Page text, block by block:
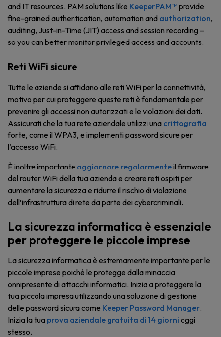
and IT resources. PAM solutions like KeeperPAM™provide
fine-grained authentication, automation and authorization,
auditing, Just-in-Time (JIT) access and session recording –
so you can better monitor privileged access and accounts.
Reti WiFi sicure
Tutte le aziende si affidano alle reti WiFi per la connettività,
motivo per cui proteggere queste reti è fondamentale per
prevenire gli accessi non autorizzati e le violazioni dei dati.
Assicurati che la tua rete aziendale utilizzi una crittografia
forte, come il WPA3, e implementi password sicure per
l’accesso WiFi.
È inoltre importante aggiornare regolarmenteil firmware
del router WiFi della tua azienda e creare reti ospiti per
aumentare la sicurezza e ridurre il rischio di violazione
dell’infrastruttura di rete da parte dei cybercriminali.
La sicurezza informatica è essenziale
per proteggere le piccole imprese
La sicurezza informatica è estremamente importante per le
piccole imprese poiché le protegge dalla minaccia
onnipresente di attacchi informatici. Inizia a proteggere la
tua piccola impresa utilizzando una soluzione di gestione
delle password sicura come Keeper Password Manager.
Inizia la tua prova aziendale gratuita di 14 giorni oggi
stesso.